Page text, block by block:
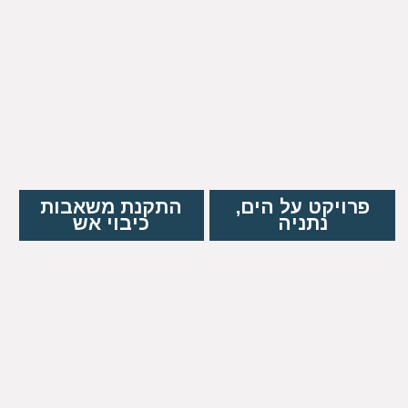
פרויקט על הים,
נתניה
התקנת משאבות
כיבוי אש